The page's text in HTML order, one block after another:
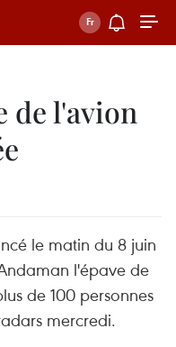
de l'avion
le matin du 8 juin
l'épave de
de 100 personnes
mercredi.